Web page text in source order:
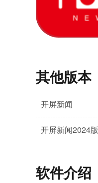
其他版本
开屏新闻
开屏新闻2024版
软件介绍